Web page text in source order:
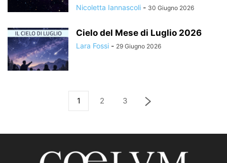
Nicoletta Iannascoli - 30 Giugno 2026
Cielo del Mese di Luglio 2026
Lara Fossi - 29 Giugno 2026
1 2 3